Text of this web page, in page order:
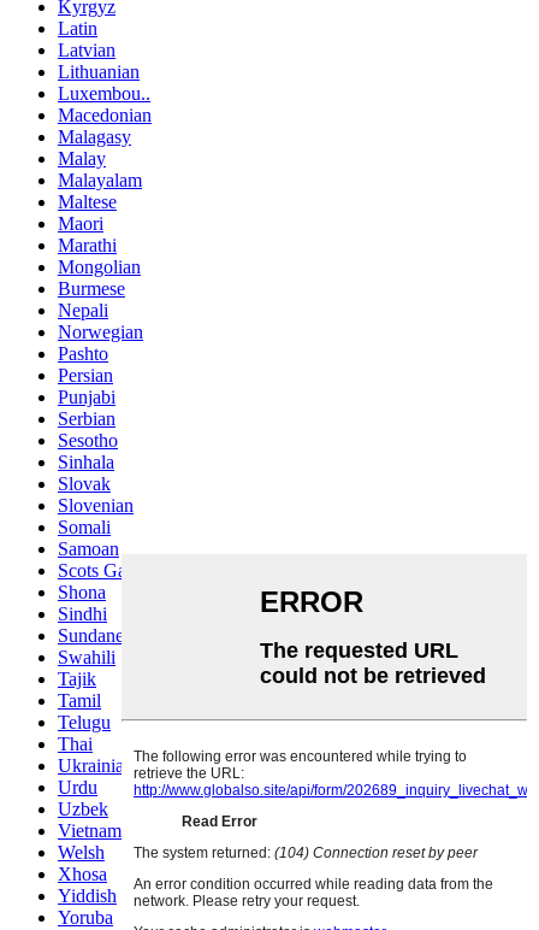
Kyrgyz
Latin
Latvian
Lithuanian
Luxembou..
Macedonian
Malagasy
Malay
Malayalam
Maltese
Maori
Marathi
Mongolian
Burmese
Nepali
Norwegian
Pashto
Persian
Punjabi
Serbian
Sesotho
Sinhala
Slovak
Slovenian
Somali
Samoan
Scots Gaelic
Shona
Sindhi
Sundanese
Swahili
Tajik
Tamil
Telugu
Thai
Ukrainian
Urdu
Uzbek
Vietnamese
Welsh
Xhosa
Yiddish
Yoruba